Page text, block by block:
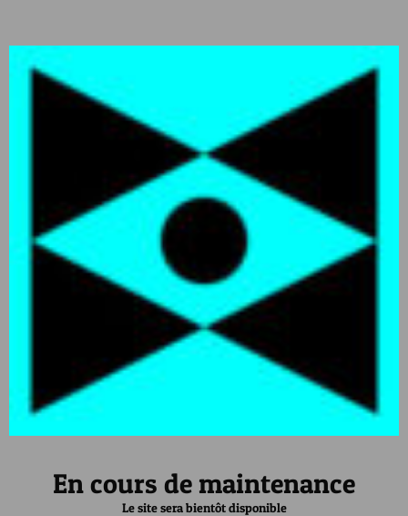
En cours de maintenance
Le site sera bientôt disponible